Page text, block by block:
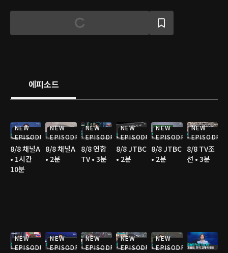
에피소드
NEW
EPISODE
8/8 채널A
• 1시간
10분
NEW
EPISODE
8/8 채널A
• 2분
NEW
EPISODE
8/8 연합
TV • 3분
NEW
EPISODE
8/8 JTBC
• 2분
NEW
EPISODE
8/8 JTBC
• 2분
NEW
EPISODE
8/8 TV조
선 • 3분
NEW
EPISODE
NEW
EPISODE
NEW
EPISODE
NEW
EPISODE
NEW
EPISODE